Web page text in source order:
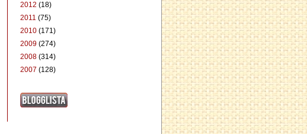
2012 (18)
2011 (75)
2010 (171)
2009 (274)
2008 (314)
2007 (128)